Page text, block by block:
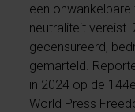
een
neutraliteit vereist.
gecensureerd,
gemarteld.
in 2024 op de
World Press